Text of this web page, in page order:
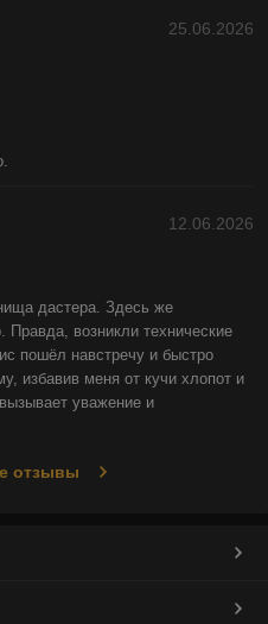
25.06.2026
12.06.2026
дастера. Здесь же
Правда, возникли технические
пошёл навстречу и быстро
избавив меня от кучи хлопот и
уважение и
отзывы